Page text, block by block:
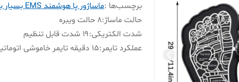
برچسب‌ها :ماساژور پا هوشمند EMS بسیار باکیفیت
حالت ماساژ:۸ حالت ویبره
شدت الکتریکی:۱۹ شدت قابل تنظیم
عملکرد تایمر:15 دقیقه تایمر خاموشی اتوماتیک